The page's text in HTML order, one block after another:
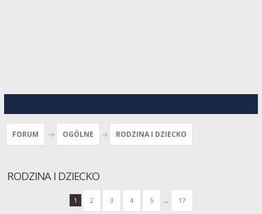
FORUM OGÓLNE RODZINA I DZIECKO
RODZINA I DZIECKO
1 2 3 4 5 ... 17